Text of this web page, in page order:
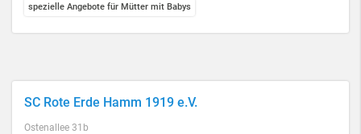
spezielle Angebote für Mütter mit Babys
SC Rote Erde Hamm 1919 e.V.
Ostenallee 31b